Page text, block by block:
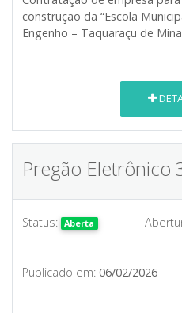
construção da “Escola
Engenho – Taquaraçu de
Pregão Eletrônico
Status: Aberta
Publicado em: 06/02/2026